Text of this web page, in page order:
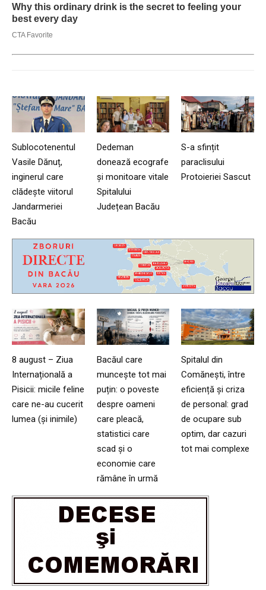
Sublocotenentul
Vasile Dănuț,
inginerul care
clădește viitorul
Jandarmeriei
Bacău
Dedeman
donează ecografe
și monitoare vitale
Spitalului
Județean Bacău
S-a sfințit
paraclisului
Protoieriei Sascut
8 august – Ziua
Internațională a
Pisicii: micile feline
care ne-au cucerit
lumea (și inimile)
Bacăul care
muncește tot mai
puțin: o poveste
despre oameni
care pleacă,
statistici care
scad și o
economie care
rămâne în urmă
Spitalul din
Comănești, între
eficiență și criza
de personal: grad
de ocupare sub
optim, dar cazuri
tot mai complexe